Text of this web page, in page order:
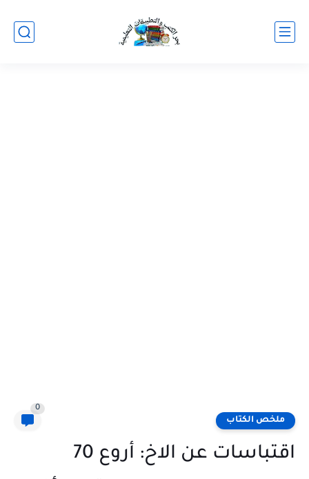
ملخص الكتاب
0
اقتباسات عن الاخ: أروع 70